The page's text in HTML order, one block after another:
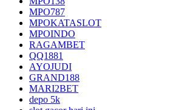
MPO787
MPOKATASLOT
MPOINDO
RAGAMBET
QQ1881
AYOJUDI
GRAND188
MARI2BET
depo 5k